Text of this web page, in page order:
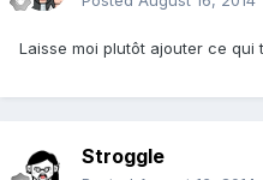
Laisse moi plutôt ajouter ce qui
Stroggle